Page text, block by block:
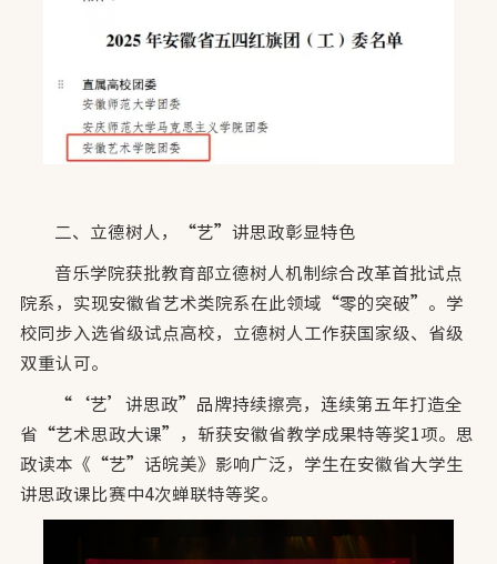
二、立德树人，“艺”讲思政彰显特色
音乐学院获批教育部立德树人机制综合改革首批试点
院系，实现安徽省艺术类院系在此领域“零的突破”。学
校同步入选省级试点高校，立德树人工作获国家级、省级
双重认可。
“‘艺’讲思政”品牌持续擦亮，连续第五年打造全
省“艺术思政大课”，斩获安徽省教学成果特等奖1项。思
政读本《“艺”话皖美》影响广泛，学生在安徽省大学生
讲思政课比赛中4次蝉联特等奖。